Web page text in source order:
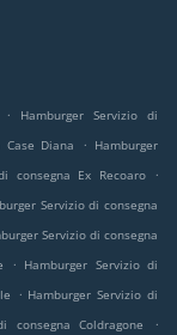
.
Hamburger Servizio di
Diana . Hamburger
consegna Ex Recoaro
.
Servizio di consegna
Servizio di consegna
. Hamburger Servizio di
. Hamburger Servizio di
consegna Coldragone
.